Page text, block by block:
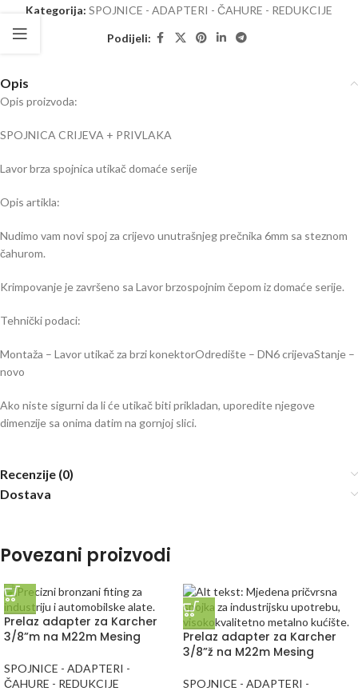
Kategorija: SPOJNICE - ADAPTERI - ČAHURE - REDUKCIJE
Podijeli:
Opis
Opis proizvoda:
SPOJNICA CRIJEVA + PRIVLAKA
Lavor brza spojnica utikač domaće serije
Opis artikla:
Nudimo vam novi spoj za crijevo unutrašnjeg prečnika 6mm sa steznom
čahurom.
Krimpovanje je završeno sa Lavor brzospojnim čepom iz domaće serije.
Tehnički podaci:
Montaža – Lavor utikač za brzi konektorOdredište – DN6 crijevaStanje –
novo
Ako niste sigurni da li će utikač biti prikladan, uporedite njegove
dimenzije sa onima datim na gornjoj slici.
Recenzije (0)
Dostava
Povezani proizvodi
Prelaz adapter za Karcher
3/8”m na M22m Mesing
SPOJNICE - ADAPTERI -
ČAHURE - REDUKCIJE
Prelaz adapter za Karcher
3/8”ž na M22m Mesing
SPOJNICE - ADAPTERI -